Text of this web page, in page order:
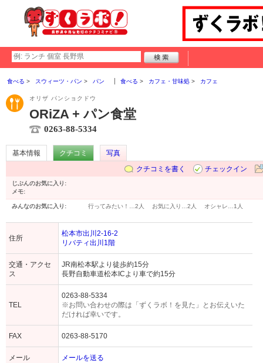
食べる スウィーツ・パン パン 食べる カフェ・甘味処 カフェ
オリザ パンショクドウ
ORiZA + パン食堂
0263-88-5334
基本情報 クチコミ
写真
クチコミを書く
チェックイン
じぶんのお気に入り:
メモ:
みんなのお気に入り: 行ってみたい！… 2人 お気に入り… 2人 オシャレ… 1人
住所
松本市出川2-16-2
リバティ出川1階
交通・アクセ
ス
JR南松本駅より徒歩約15分
長野自動車道松本ICより車で約15分
TEL
0263-88-5334
※お問い合わせの際は「ずくラボ！を見た」とお伝えいた
だければ幸いです。
FAX 0263-88-5170
メール メールを送る